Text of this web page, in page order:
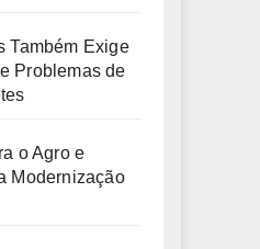
Também Exige
Problemas de
o Agro e
Modernização